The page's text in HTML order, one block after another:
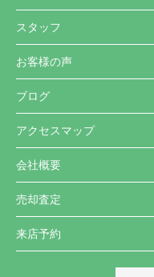
スタッフ
お客様の声
ブログ
アクセスマップ
会社概要
売却査定
来店予約